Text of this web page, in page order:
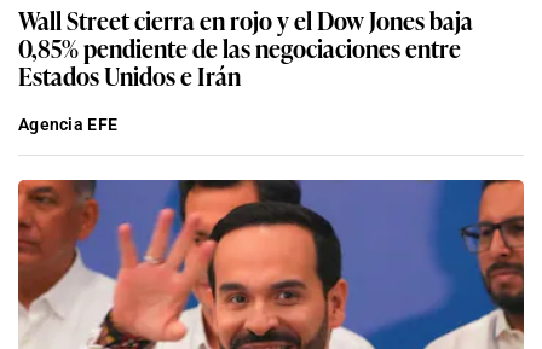
Wall Street cierra en rojo y el Dow Jones baja
0,85% pendiente de las negociaciones entre
Estados Unidos e Irán
Agencia EFE